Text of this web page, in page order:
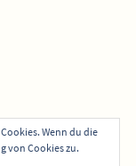
Wenn du die
von Cookies zu.